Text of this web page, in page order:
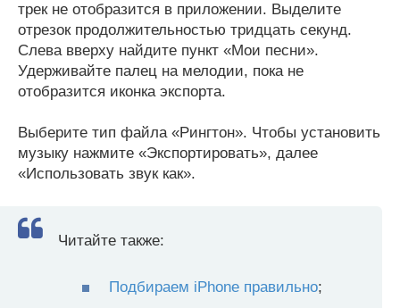
трек не отобразится в приложении. Выделите
отрезок продолжительностью тридцать секунд.
Слева вверху найдите пункт «Мои песни».
Удерживайте палец на мелодии, пока не
отобразится иконка экспорта.
Выберите тип файла «Рингтон». Чтобы установить
музыку нажмите «Экспортировать», далее
«Использовать звук как».
Читайте также:
Подбираем iPhone правильно;